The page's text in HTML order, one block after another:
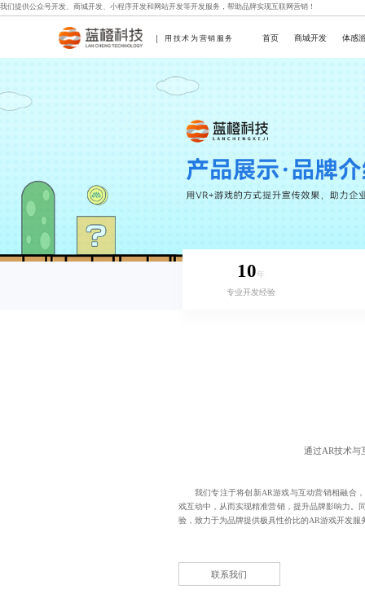
我们提供公众号开发、 商城开发、 小程序开发和 网站开发等开发服务，帮助品牌实现互联网营销！
用技术为营销服务 首页 商城开发 体感
10年
专业开发经验
通过AR技术与
我们专注于将创新AR游戏与互动营销相融合
戏互动中，从而实现精准营销，提升品牌影响力。
验，致力于为品牌提供极具性价比的AR游戏开发服
联系我们